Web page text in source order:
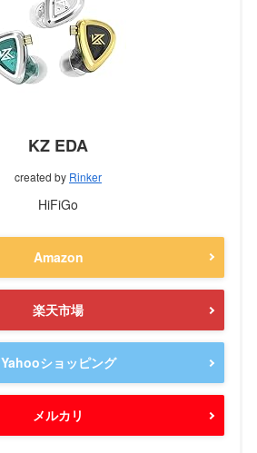
KZ EDA
created by Rinker
HiFiGo
Amazon
楽天市場
Yahooショッピング
メルカリ